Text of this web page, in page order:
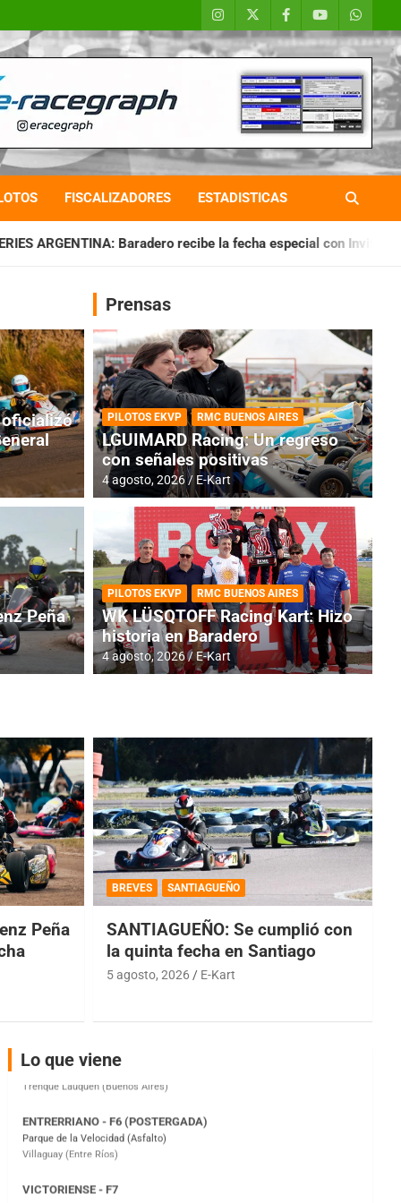
FISCALIZADORES ESTADISTICAS
recibe la fecha especial con Invitados CHAQUEÑO
RMC BUENOS AIRES
Cerró una jornada
oficializó
Peña
Prensas
PILOTOS EKVP RMC BUENOS AIRES
LGUIMARD Racing: Un regreso
con señales positivas
4 agosto, 2026 E-Kart
PILOTOS EKVP RMC BUENOS AIRES
WK LÜSQTOFF Racing Kart: Hizo
historia en Baradero
4 agosto, 2026 E-Kart
Peña
BREVES SANTIAGUEÑO
SANTIAGUEÑO: Se cumplió con
la quinta fecha en Santiago
5 agosto, 2026 E-Kart
Lo que viene
COBERTURA ESPECIAL DE E-KART.COM.AR
08/09-AGO
IAME SERIES ARGENTINA 6
Ramiro Tot (Asfalto)
Parque de la Velocidad (Asfalto)
El Cerro (Tierra)
Victoria (Entre Ríos)
Moto Club Reginense (Tierra)